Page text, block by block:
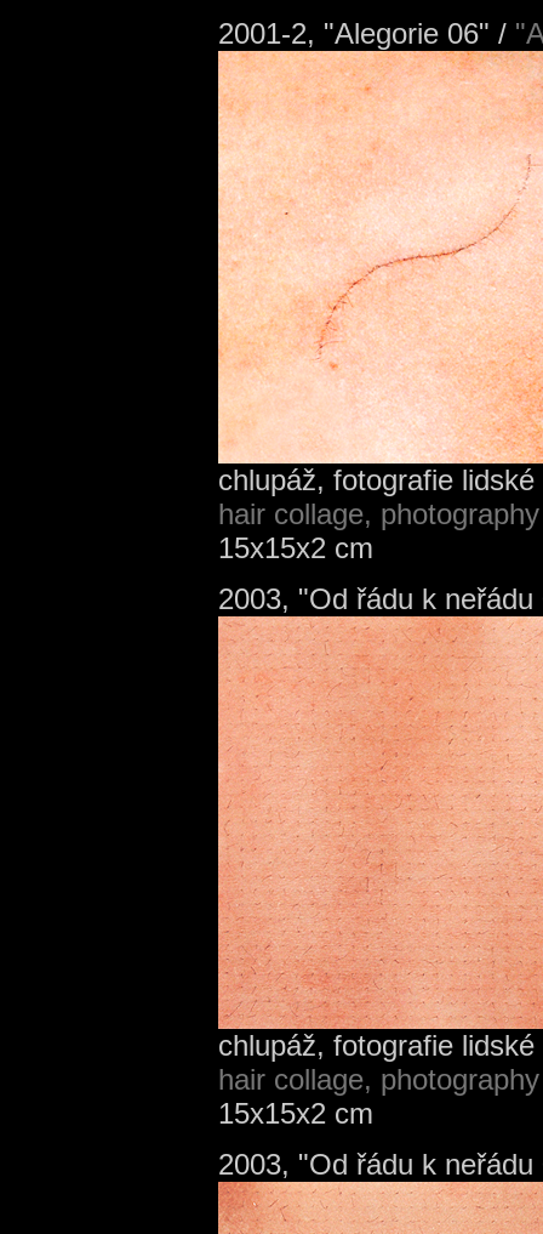
2001-2, "Alegorie 06" /
chlupáž, fotografie
hair collage,
15x15x2 cm
2003, "Od řádu k
chlupáž, fotografie
hair collage,
15x15x2 cm
2003, "Od řádu k